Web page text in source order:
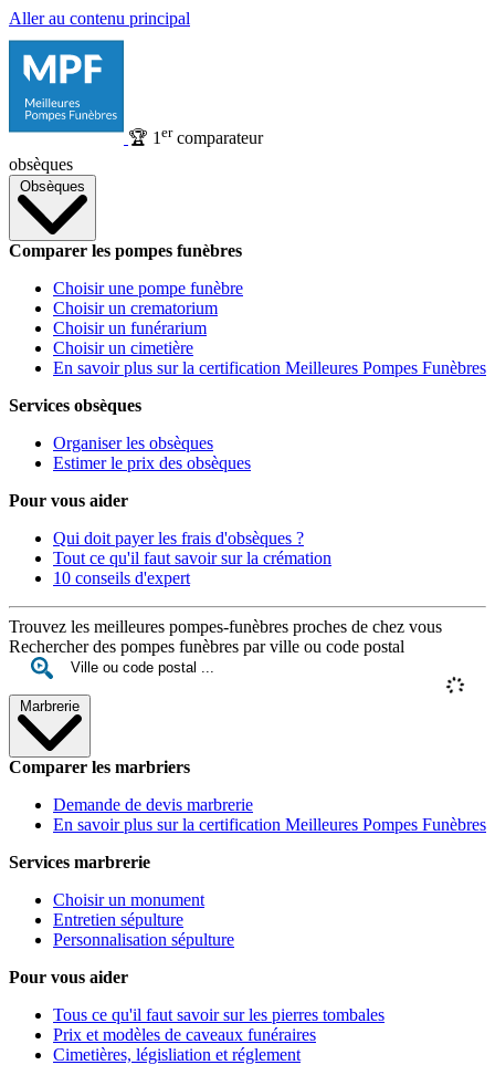
Aller au contenu principal
🏆 1 ercomparateur
obsèques
Obsèques
Comparer les pompes funèbres
Choisir une pompe funèbre
Choisir un crematorium
Choisir un funérarium
Choisir un cimetière
En savoir plus sur la certification Meilleures Pompes Funèbres
Services obsèques
Organiser les obsèques
Estimer le prix des obsèques
Pour vous aider
Qui doit payer les frais d'obsèques ?
Tout ce qu'il faut savoir sur la crémation
10 conseils d'expert
Trouvez les meilleures pompes-funèbres proches de chez vous
Rechercher des pompes funèbres par ville ou code postal
Marbrerie
Comparer les marbriers
Demande de devis marbrerie
En savoir plus sur la certification Meilleures Pompes Funèbres
Services marbrerie
Choisir un monument
Entretien sépulture
Personnalisation sépulture
Pour vous aider
Tous ce qu'il faut savoir sur les pierres tombales
Prix et modèles de caveaux funéraires
Cimetières, législiation et réglement